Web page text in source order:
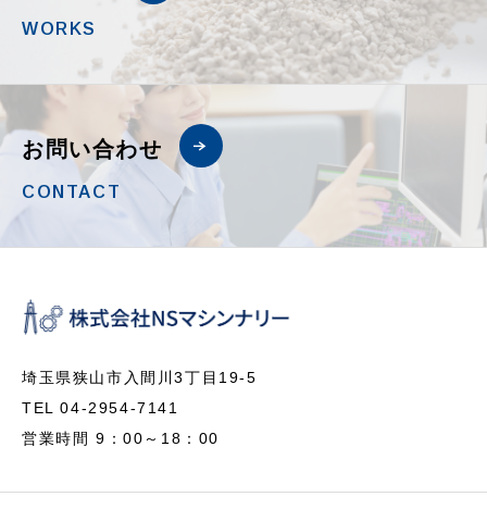
WORKS
お問い合わせ
CONTACT
埼玉県狭山市入間川3丁目19-5
TEL 04-2954-7141
営業時間 9：00～18：00